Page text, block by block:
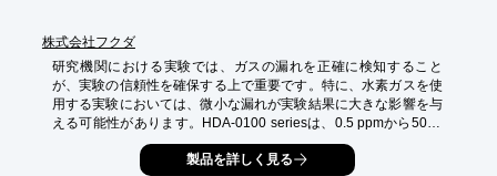
株式会社フクダ
研究機関における実験では、ガスの漏れを正確に検知すること
が、実験の信頼性を確保する上で重要です。特に、水素ガスを使
用する実験においては、微小な漏れが実験結果に大きな影響を与
える可能性があります。HDA-0100 seriesは、0.5 ppmから5000
ppmまでの広範囲な水素濃度を測定できるため、様々な実験環境
での利用に適しています。小型軽量で持ち運びにも便利です。
製品を詳しく見る